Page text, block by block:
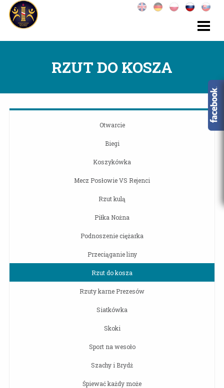
RZUT DO KOSZA
Otwarcie
Biegi
Koszykówka
Mecz Posłowie VS Rejenci
Rzut kulą
Piłka Nożna
Podnoszenie ciężarka
Przeciąganie liny
Rzut do kosza
Rzuty karne Prezesów
Siatkówka
Skoki
Sport na wesoło
Szachy i Brydż
Śpiewać każdy może